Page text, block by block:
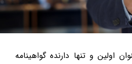
اولین و تنها دارنده گواهینامه